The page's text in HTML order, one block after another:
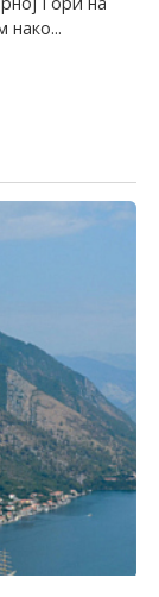
нако...